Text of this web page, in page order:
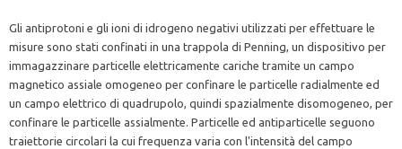
Gli antiprotoni e gli ioni di idrogeno negativi utilizzati per effettuare le
misure sono stati confinati in una trappola di Penning, un dispositivo per
immagazzinare particelle elettricamente cariche tramite un campo
magnetico assiale omogeneo per confinare le particelle radialmente ed
un campo elettrico di quadrupolo, quindi spazialmente disomogeneo, per
confinare le particelle assialmente. Particelle ed antiparticelle seguono
traiettorie circolari la cui frequenza varia con l'intensità del campo